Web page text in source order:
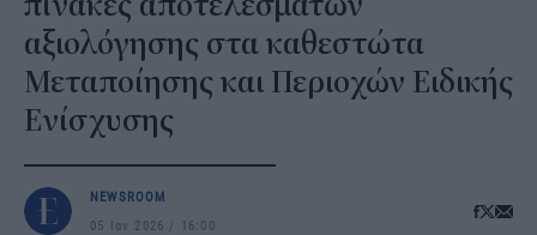
αξιολόγησης στα καθεστώτα
Μεταποίησης και Περιοχών Ειδικής
Ενίσχυσης
NEWSROOM
05 Ιαν 2026
16:00